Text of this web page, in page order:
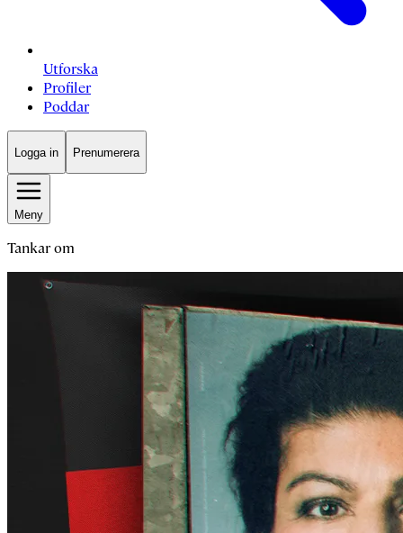
Utforska
Profiler
Poddar
Logga in Prenumerera
Meny
Tankar om